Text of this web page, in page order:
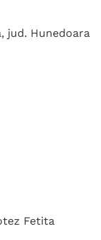
jud. Hunedoara
Fetita